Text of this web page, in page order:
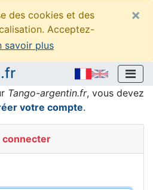
des cookies et des
Acceptez-
savoir plus
×
Tango-argentin.fr, vous devez
votre compte.
connecter